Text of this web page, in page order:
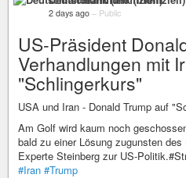
2 days ago – Public
US-Präsident
Verhandlungen mit
"Schlingerkurs"
USA und Iran - Donald Trump auf
Am Golf wird kaum noch
bald zu einer Lösung zugunsten
Experte Steinberg zur US-
#Iran #Trump